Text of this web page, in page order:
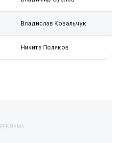
Владислав Ковальчук
Никита Поляков
РЕКЛАМА